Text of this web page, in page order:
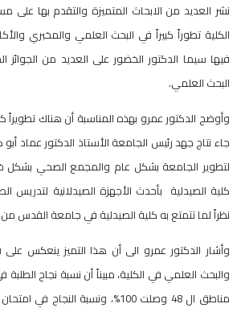
نشر العديد من الابحاث المتميزة والتقدم بها
الكلية تطوراً كبيراً في البحث العلمي والمخبري
فيها سيما الدكتور الخضور على العديد من الجوائز
البحث العلمي.
وأوضح الدكتور عمرو بهذه المناسبة أن هناك تطويراً
جاء نتاج جهد رئيس الجامعة الأستاذ الدكتور عماد
لتطوير الجامعة بشكل عام والمجمع الصحي بشكل
كلية الصيدلية بأحدث الأجهزة الصيدلانية لتدريس
نظراً لما تتمتع به كلية الصيدلية في جامعة القدس
وأشار الدكتور عمرو الى أن هذا التميز ينعكس على
والبحث العلمي في الكلية، مبيناً أن نسبة نجاح
مناطق ال 48 وصلت 100%، ونسبة